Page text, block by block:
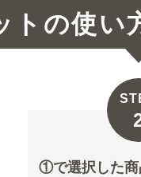
トの使い
①で選択した商